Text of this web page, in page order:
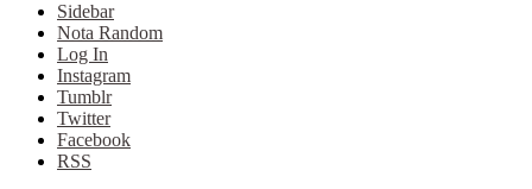
Sidebar
Nota Random
Log In
Instagram
Tumblr
Twitter
Facebook
RSS